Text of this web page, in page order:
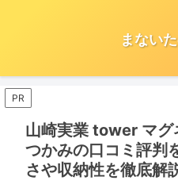
まない
PR
山崎実業 tower マグ
つかみの口コミ評判
さや収納性を徹底解